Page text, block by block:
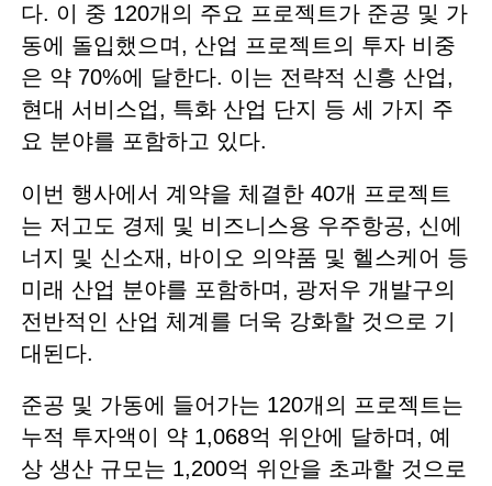
다. 이 중 120개의 주요 프로젝트가 준공 및 가
동에 돌입했으며, 산업 프로젝트의 투자 비중
은 약 70%에 달한다. 이는 전략적 신흥 산업,
현대 서비스업, 특화 산업 단지 등 세 가지 주
요 분야를 포함하고 있다.
이번 행사에서 계약을 체결한 40개 프로젝트
는 저고도 경제 및 비즈니스용 우주항공, 신에
너지 및 신소재, 바이오 의약품 및 헬스케어 등
미래 산업 분야를 포함하며, 광저우 개발구의
전반적인 산업 체계를 더욱 강화할 것으로 기
대된다.
준공 및 가동에 들어가는 120개의 프로젝트는
누적 투자액이 약 1,068억 위안에 달하며, 예
상 생산 규모는 1,200억 위안을 초과할 것으로